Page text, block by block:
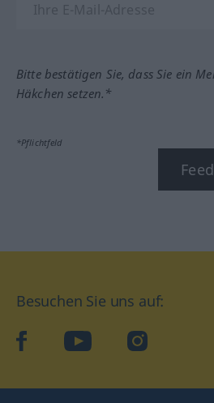
Bitte bestätigen Sie, dass Sie ein
Häkchen setzen.*
*Pflichtfeld
Besuchen Sie uns auf:
facebookYouTube Instagram